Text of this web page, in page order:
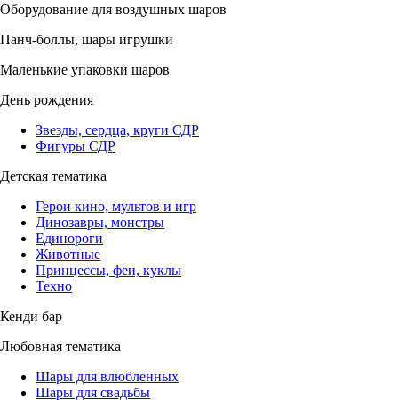
Оборудование для воздушных шаров
Панч-боллы, шары игрушки
Маленькие упаковки шаров
День рождения
Звезды, сердца, круги СДР
Фигуры СДР
Детская тематика
Герои кино, мультов и игр
Динозавры, монстры
Единороги
Животные
Принцессы, феи, куклы
Техно
Кенди бар
Любовная тематика
Шары для влюбленных
Шары для свадьбы